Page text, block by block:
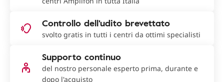
Controllo dell'udito brevettato
svolto gratis in tutti i centri da ottimi specialisti
Supporto continuo
del nostro personale esperto prima, durante e
dopo l'acquisto